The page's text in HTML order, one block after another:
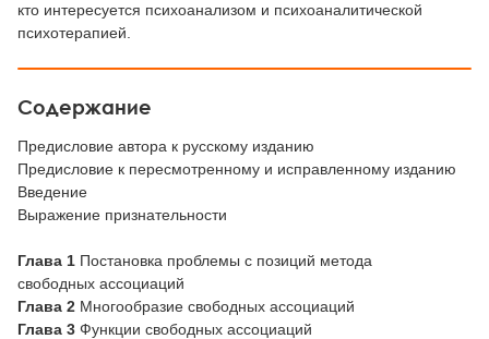
кто интересуется психоанализом и психоаналитической
психотерапией.
Содержание
Предисловие автора к русскому изданию
Предисловие к пересмотренному и исправленному изданию
Введение
Выражение признательности
Глава 1 Постановка проблемы с позиций метода
свободных ассоциаций
Глава 2 Многообразие свободных ассоциаций
Глава 3 Функции свободных ассоциаций